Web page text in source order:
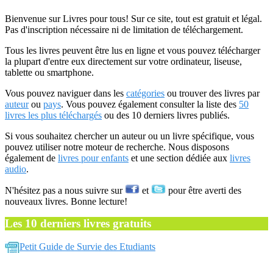
Bienvenue sur Livres pour tous! Sur ce site, tout est gratuit et légal.
Pas d'inscription nécessaire ni de limitation de téléchargement.
Tous les livres peuvent être lus en ligne et vous pouvez télécharger
la plupart d'entre eux directement sur votre ordinateur, liseuse,
tablette ou smartphone.
Vous pouvez naviguer dans les catégories ou trouver des livres par
auteurou pays. Vous pouvez également consulter la liste des 50
livres les plus téléchargés ou des 10 derniers livres publiés.
Si vous souhaitez chercher un auteur ou un livre spécifique, vous
pouvez utiliser notre moteur de recherche. Nous disposons
également de livres pour enfants et une section dédiée aux livres
audio.
N'hésitez pas a nous suivre sur et
pour être averti des
nouveaux livres. Bonne lecture!
Les 10 derniers livres gratuits
Petit Guide de Survie des Etudiants